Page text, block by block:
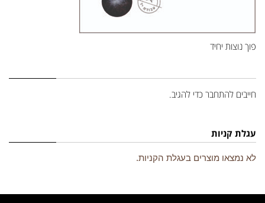
פוך נוצות יחיד
חייבים להתחבר כדי להגיב.
עגלת קניות
לא נמצאו מוצרים בעגלת הקניות.